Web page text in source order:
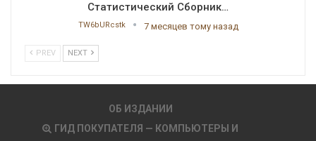
Статистический Сборник…
TW6bURcstk 7 месяцев тому назад
PREV NEXT
ОБ ИЗДАНИИ
ГИД ПОКУПАТЕЛЯ — КОМПЬЮТЕРЫ И